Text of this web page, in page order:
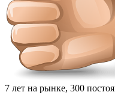
7 лет на рынке, 300